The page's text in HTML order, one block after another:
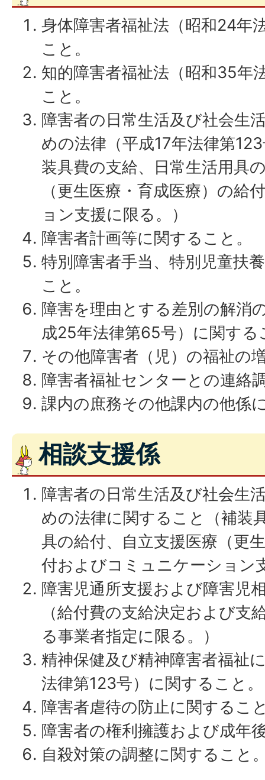
身体障害者福祉法（昭和24年
こと。
知的障害者福祉法（昭和35年
こと。
障害者の日常生活及び社会生
めの法律（平成17年法律第
装具費の支給、日常生活用具
（更生医療・育成医療）の給
ョン支援に限る。）
障害者計画等に関すること。
特別障害者手当、特別児童扶
こと。
障害を理由とする差別の解消
成25年法律第65号）に関する
その他障害者（児）の福祉の
障害者福祉センターとの連絡
課内の庶務その他課内の他係
相談支援係
障害者の日常生活及び社会生
めの法律に関すること（補装
具の給付、自立支援医療（更
付およびコミュニケーション
障害児通所支援および障害児
（給付費の支給決定および支
る事業者指定に限る。）
精神保健及び精神障害者福祉
法律第123号）に関すること。
障害者虐待の防止に関するこ
障害者の権利擁護および成年
自殺対策の調整に関すること